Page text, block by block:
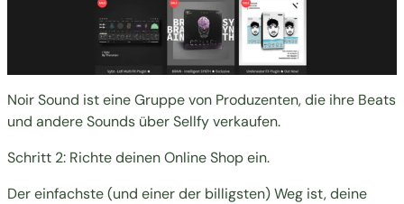
Noir Sound ist eine Gruppe von Produzenten, die ihre Beats
und andere Sounds über Sellfy verkaufen.
Schritt 2: Richte deinen Online Shop ein.
Der einfachste (und einer der billigsten) Weg ist, deine